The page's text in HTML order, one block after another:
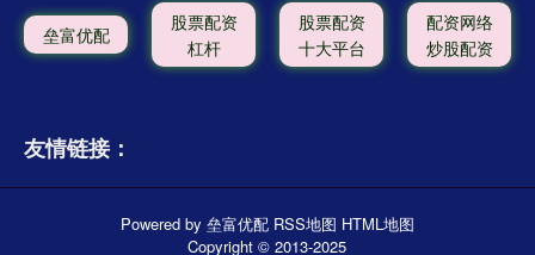
垒富优配
股票配资
杠杆
股票配资
十大平台
配资网络
炒股配资
友情链接：
Powered by 垒富优配 RSS地图 HTML地图
Copyright© 2013-2025